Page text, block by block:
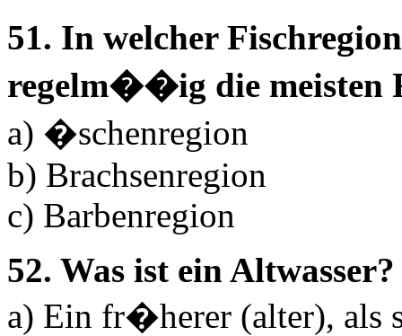
51. In welcher
regelm��ig die meisten
a) �schenregion
b) Brachsenregion
c) Barbenregion
52. Was ist ein Altwasser?
a) Ein fr�herer (alter), als